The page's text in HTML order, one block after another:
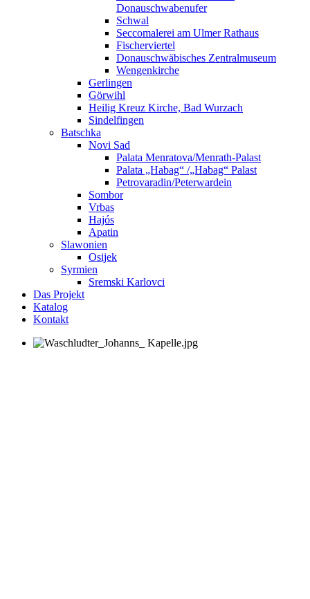
Donauschwabenufer
Schwal
Seccomalerei am Ulmer Rathaus
Fischerviertel
Donauschwäbisches Zentralmuseum
Wengenkirche
Gerlingen
Görwihl
Heilig Kreuz Kirche, Bad Wurzach
Sindelfingen
Batschka
Novi Sad
Palata Menratova/Menrath-Palast
Palata „Habag“ /„Habag“ Palast
Petrovaradin/Peterwardein
Sombor
Vrbas
Hajós
Apatin
Slawonien
Osijek
Syrmien
Sremski Karlovci
Das Projekt
Katalog
Kontakt